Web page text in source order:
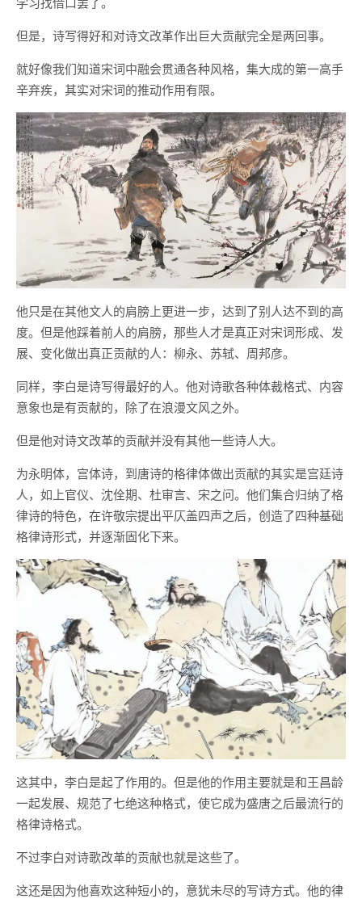
但是，诗写得好和对诗文改革作出巨大贡献完全是两回事。
就好像我们知道宋词中融会贯通各种风格，集大成的第一高手
辛弃疾，其实对宋词的推动作用有限。
他只是在其他文人的肩膀上更进一步，达到了别人达不到的高
度。但是他踩着前人的肩膀，那些人才是真正对宋词形成、发
展、变化做出真正贡献的人：柳永、苏轼、周邦彦。
同样，李白是诗写得最好的人。他对诗歌各种体裁格式、内容
意象也是有贡献的，除了在浪漫文风之外。
但是他对诗文改革的贡献并没有其他一些诗人大。
为永明体，宫体诗，到唐诗的格律体做出贡献的其实是宫廷诗
人，如上官仪、沈佺期、杜审言、宋之问。他们集合归纳了格
律诗的特色，在许敬宗提出平仄盖四声之后，创造了四种基础
格律诗形式，并逐渐固化下来。
这其中，李白是起了作用的。但是他的作用主要就是和王昌龄
一起发展、规范了七绝这种格式，使它成为盛唐之后最流行的
格律诗格式。
不过李白对诗歌改革的贡献也就是这些了。
这还是因为他喜欢这种短小的，意犹未尽的写诗方式。他的律